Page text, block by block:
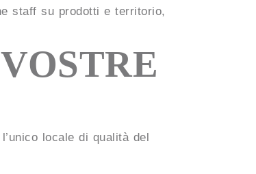
staff su prodotti e territorio,
locale di qualità del